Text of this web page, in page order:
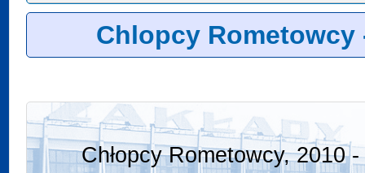
Chlopcy Rometowcy
Chłopcy Rometowcy, 2010